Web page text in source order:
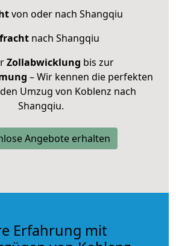
von oder nach Shangqiu
nach Shangqiu
Zollabwicklung bis zur
– Wir kennen die perfekten
Umzug von Koblenz nach
Shangqiu.
Angebote erhalten
Erfahrung mit